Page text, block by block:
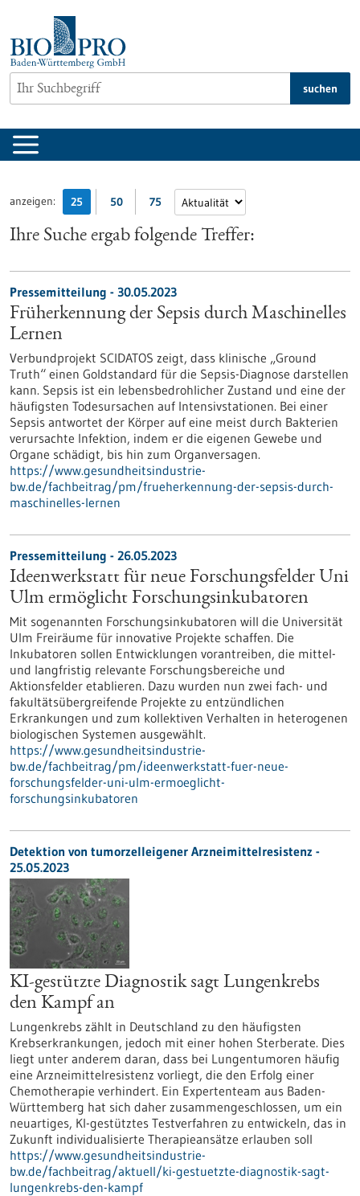
springen
suchen
anzeigen: 25 50 75
Ihre Suche ergab folgende Treffer:
Pressemitteilung - 30.05.2023
Früherkennung der Sepsis durch Maschinelles
Lernen
Verbundprojekt SCIDATOS zeigt, dass klinische „Ground
Truth“ einen Goldstandard für die Sepsis-Diagnose darstellen
kann. Sepsis ist ein lebensbedrohlicher Zustand und eine der
häufigsten Todesursachen auf Intensivstationen. Bei einer
Sepsis antwortet der Körper auf eine meist durch Bakterien
verursachte Infektion, indem er die eigenen Gewebe und
Organe schädigt, bis hin zum Organversagen.
https://www.gesundheitsindustrie-
bw.de/fachbeitrag/pm/frueherkennung-der-sepsis-durch-
maschinelles-lernen
Pressemitteilung - 26.05.2023
Ideenwerkstatt für neue Forschungsfelder Uni
Ulm ermöglicht Forschungsinkubatoren
Mit sogenannten Forschungsinkubatoren will die Universität
Ulm Freiräume für innovative Projekte schaffen. Die
Inkubatoren sollen Entwicklungen vorantreiben, die mittel-
und langfristig relevante Forschungsbereiche und
Aktionsfelder etablieren. Dazu wurden nun zwei fach- und
fakultätsübergreifende Projekte zu entzündlichen
Erkrankungen und zum kollektiven Verhalten in heterogenen
biologischen Systemen ausgewählt.
https://www.gesundheitsindustrie-
bw.de/fachbeitrag/pm/ideenwerkstatt-fuer-neue-
forschungsfelder-uni-ulm-ermoeglicht-
forschungsinkubatoren
Detektion von tumorzelleigener Arzneimittelresistenz -
25.05.2023
KI-gestützte Diagnostik sagt Lungenkrebs
den Kampf an
Lungenkrebs zählt in Deutschland zu den häufigsten
Krebserkrankungen, jedoch mit einer hohen Sterberate. Dies
liegt unter anderem daran, dass bei Lungentumoren häufig
eine Arzneimittelresistenz vorliegt, die den Erfolg einer
Chemotherapie verhindert. Ein Expertenteam aus Baden-
Württemberg hat sich daher zusammengeschlossen, um ein
neuartiges, KI-gestütztes Testverfahren zu entwickeln, das in
Zukunft individualisierte Therapieansätze erlauben soll
https://www.gesundheitsindustrie-
bw.de/fachbeitrag/aktuell/ki-gestuetzte-diagnostik-sagt-
lungenkrebs-den-kampf